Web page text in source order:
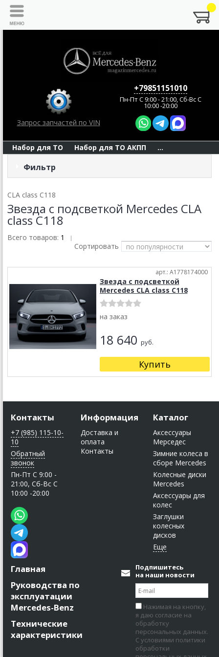
Запрос запчастей по VIN
+79851151010
Пн-Пт C 9:00 - 21:00, Сб-Вс С
10:00 -20:00
Набор для ТО Набор для ТО АКПП ...
Фильтр
CLA class C118
Звезда с подсветкой Mercedes CLA
class C118
Всего товаров: 1 |
Сортировать
арт.: A1778174000
Звезда с подсветкой
Mercedes CLA class C118
на заказ
18 640 руб.
Купить
Контакты
+7 (985) 115-10-
10
Обратный
звонок
Пн-Пт C 9:00 -
21:00, Сб-Вс С
10:00 -20:00
Информация
Доставка и
оплата
Контакты
Каталог
Аксессуары
Мерседес
Зимние колеса в
сборе Mercedes
Колесные диски
Mercedes
Аксессуары для
колес
Заглушки
колесных
дисков
Главная
Руководства по
эксплуатации
Mercedes-Benz
Технические
характеристики
Подпишитесь
на наши новости
Нажимая на кнопку,
я даю согласие на
обработку
персональных данных.
С условиями политики
обработки